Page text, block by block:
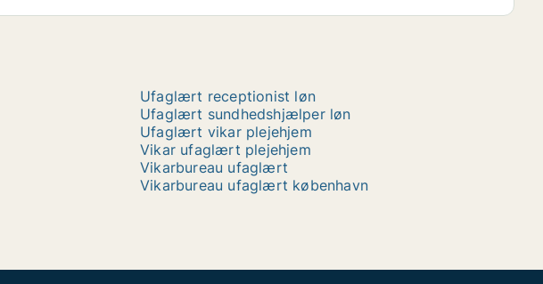
Ufaglært receptionist løn
Ufaglært sundhedshjælper løn
Ufaglært vikar plejehjem
Vikar ufaglært plejehjem
Vikarbureau ufaglært
Vikarbureau ufaglært københavn